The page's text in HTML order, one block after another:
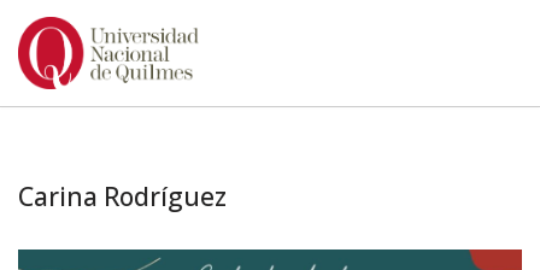
Ir
Carina Rodríguez